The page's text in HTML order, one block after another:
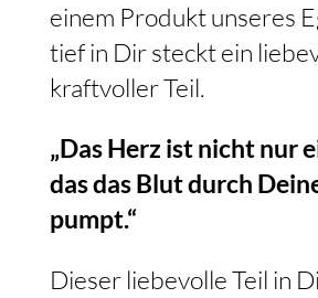
einem Produkt unseres
tief in Dir steckt ein
kraftvoller Teil.
„Das Herz ist nicht nur
das das Blut durch
pumpt.“
Dieser liebevolle Teil in